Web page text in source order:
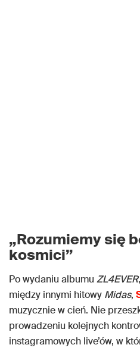
„Rozumiemy się
kosmici”
Po wydaniu albumu ZL4EVER
między innymi hitowy Midas,
muzycznie w cień. Nie
prowadzeniu kolejnych
instagramowych live’ów, w